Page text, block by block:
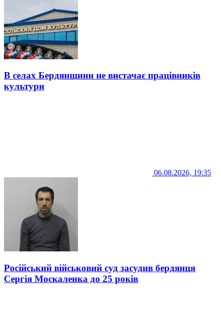
В селах Бердянщини не вистачає працівників
культури
06.08.2026, 19:35
Російський військовий суд засудив бердянця
Сергія Москаленка до 25 років